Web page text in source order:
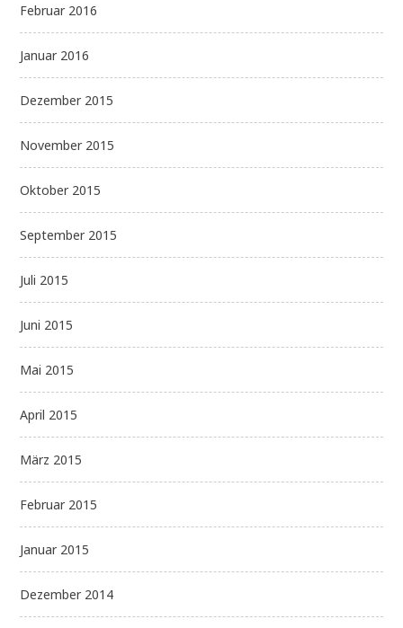
Februar 2016
Januar 2016
Dezember 2015
November 2015
Oktober 2015
September 2015
Juli 2015
Juni 2015
Mai 2015
April 2015
März 2015
Februar 2015
Januar 2015
Dezember 2014